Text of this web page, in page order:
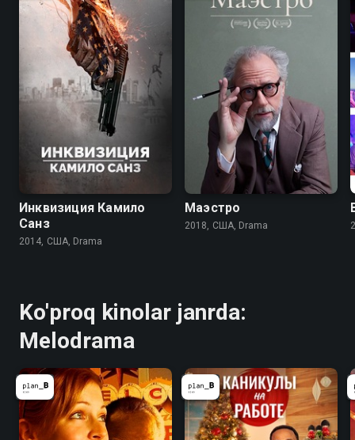
Инквизиция Камило
Санз
2014, США, Drama
Маэстро
2018, США, Drama
Ko'proq kinolar janrda:
Melodrama